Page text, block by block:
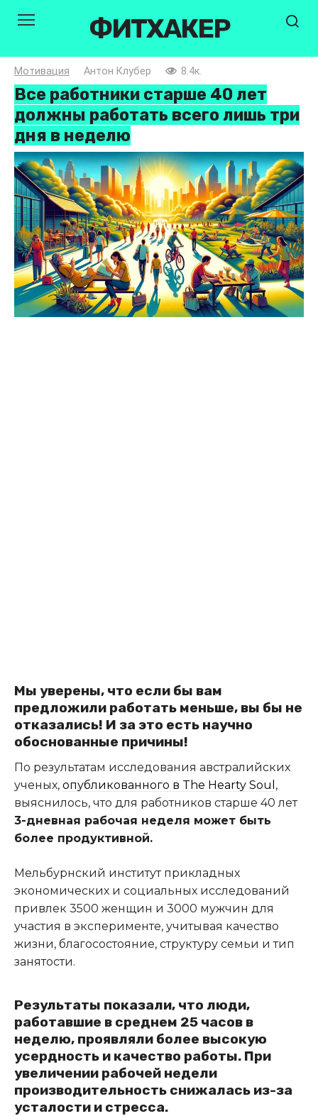
ФИТХАКЕР
Мотивация Антон Клубер 8.4к.
Все работники старше 40 лет
должны работать всего лишь три
дня в неделю
Мы уверены, что если бы вам
предложили работать меньше, вы бы не
отказались! И за это есть научно
обоснованные причины!
По результатам исследования австралийских
ученых, опубликованного в The Hearty Soul ,
выяснилось, что для работников старше 40 лет
3-дневная рабочая неделя может быть
более продуктивной.
Мельбурнский институт прикладных
экономических и социальных исследований
привлек 3500 женщин и 3000 мужчин для
участия в эксперименте, учитывая качество
жизни, благосостояние, структуру семьи и тип
занятости.
Результаты показали, что люди,
работавшие в среднем 25 часов в
неделю, проявляли более высокую
усердность и качество работы. При
увеличении рабочей недели
производительность снижалась из-за
усталости и стресса.